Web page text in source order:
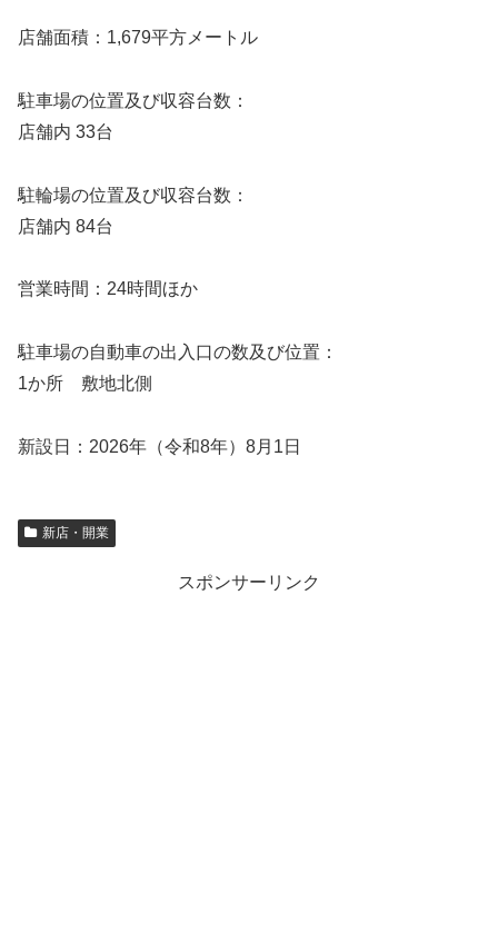
店舗面積：1,679平方メートル
駐車場の位置及び収容台数：
店舗内 33台
駐輪場の位置及び収容台数：
店舗内 84台
営業時間：24時間ほか
駐車場の自動車の出入口の数及び位置：
1か所 敷地北側
新設日：2026年（令和8年）8月1日
新店・開業
スポンサーリンク